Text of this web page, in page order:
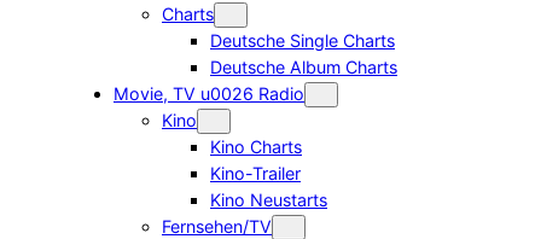
Charts
Deutsche Single Charts
Deutsche Album Charts
Movie, TV u0026 Radio
Kino
Kino Charts
Kino-Trailer
Kino Neustarts
Fernsehen/TV